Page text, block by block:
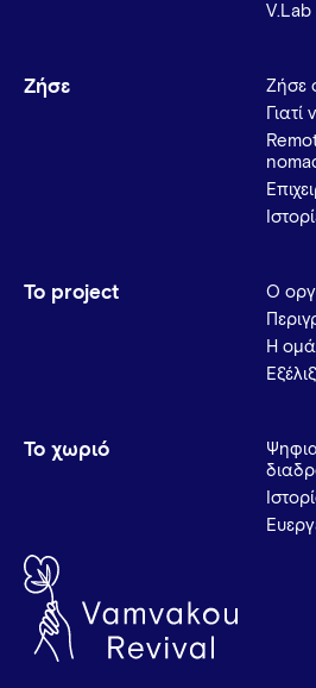
V.Lab
Ζήσε
Ζήσε
Γιατί
Το project
Ο
Η
Το χωριό